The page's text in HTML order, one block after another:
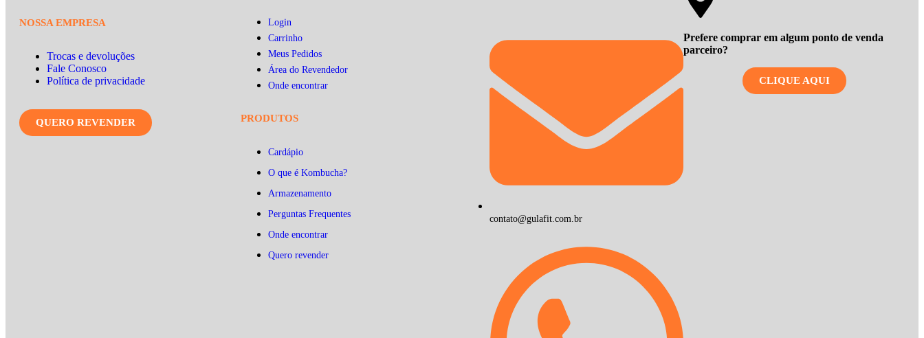
NOSSA EMPRESA
Trocas e devoluções
Fale Conosco
Política de privacidade
QUERO REVENDER
Login
Carrinho
Meus Pedidos
Área do Revendedor
Onde encontrar
PRODUTOS
Cardápio
O que é Kombucha?
Armazenamento
Perguntas Frequentes
Onde encontrar
Quero revender
contato@gulafit.com.br
Prefere comprar em algum ponto de venda
parceiro?
CLIQUE AQUI